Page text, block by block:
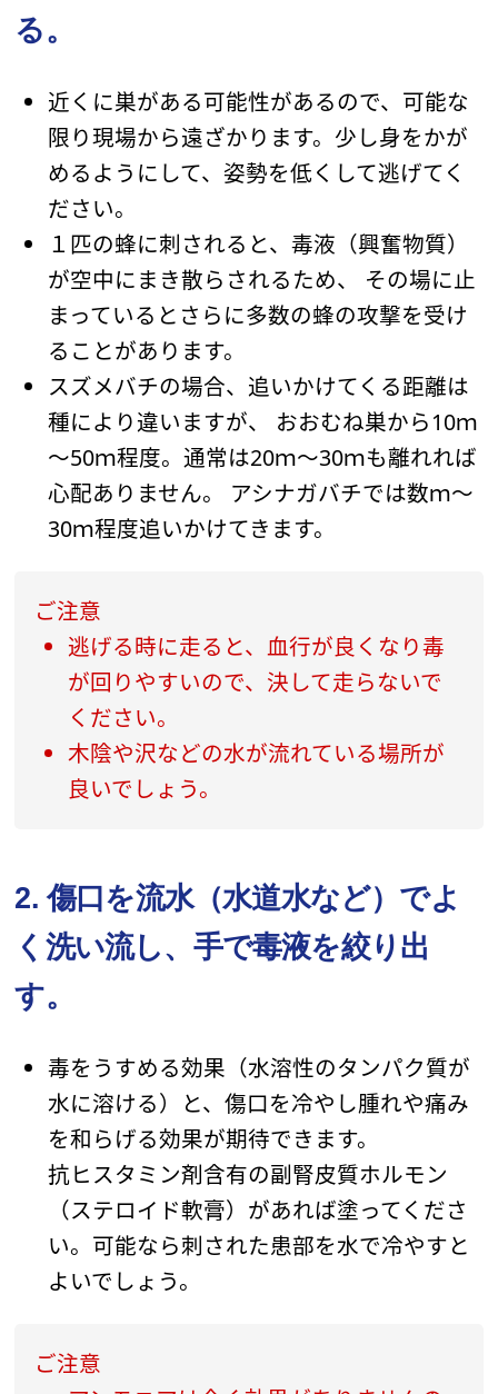
る。
近くに巣がある可能性があるので、可能な
限り現場から遠ざかります。少し身をかが
めるようにして、姿勢を低くして逃げてく
ださい。
１匹の蜂に刺されると、毒液（興奮物質）
が空中にまき散らされるため、 その場に止
まっているとさらに多数の蜂の攻撃を受け
ることがあります。
スズメバチの場合、追いかけてくる距離は
種により違いますが、 おおむね巣から10ｍ
～50ｍ程度。通常は20ｍ～30ｍも離れれば
心配ありません。 アシナガバチでは数ｍ～
30ｍ程度追いかけてきます。
ご注意
逃げる時に走ると、血行が良くなり毒
が回りやすいので、決して走らないで
ください。
木陰や沢などの水が流れている場所が
良いでしょう。
2. 傷口を流水（水道水など）でよ
く洗い流し、手で毒液を絞り出
す。
毒をうすめる効果（水溶性のタンパク質が
水に溶ける）と、傷口を冷やし腫れや痛み
を和らげる効果が期待できます。
抗ヒスタミン剤含有の副腎皮質ホルモン
（ステロイド軟膏）があれば塗ってくださ
い。可能なら刺された患部を水で冷やすと
よいでしょう。
ご注意